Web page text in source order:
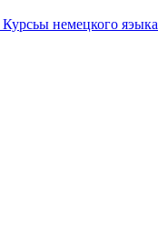
Курсьы немецкого яэыка